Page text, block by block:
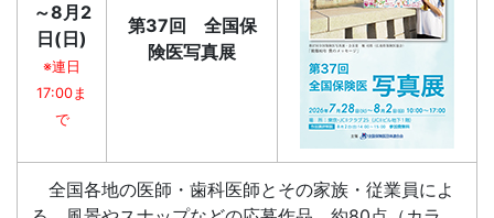
～8月2
日(日)
※連日
17:00ま
で
第37回 全国保
険医写真展
全国各地の医師・歯科医師とその家族・従業員によ